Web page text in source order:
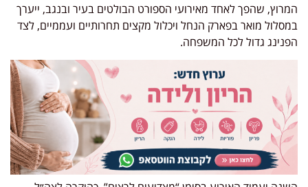
המרוץ, שהפך לאחד מאירועי הספורט הבולטים בעיר ובנגב, ייערך
במסלול מואר בפארק הנחל ויכלול מקצים תחרותיים ועממיים, לצד
הפנינג גדול לכל המשפחה.